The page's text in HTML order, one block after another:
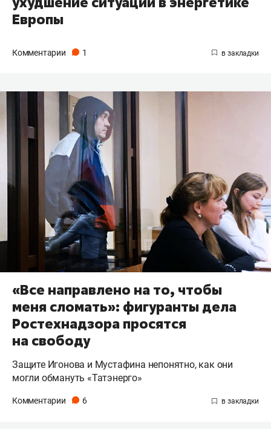
Европы
Комментарии 1
«Все направлено на то, чтобы
меня сломать»: фигуранты дела
Ростехнадзора просятся
на свободу
Защите Игонова и Мустафина непонятно, как они
могли обмануть «Татэнерго»
Комментарии 6